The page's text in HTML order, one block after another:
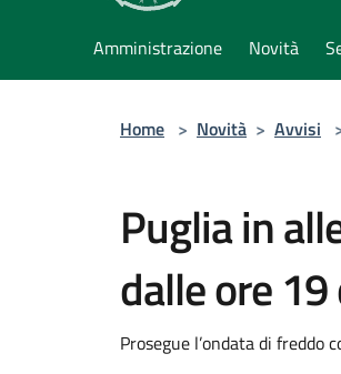
Amministrazione Novità
Home > Novità > Avvisi
Puglia in
dalle ore
Prosegue l’ondata di